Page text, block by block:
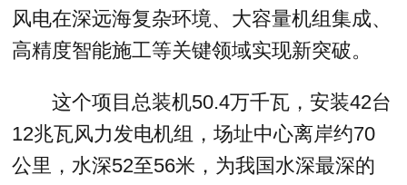
风电在深远海复杂环境、大容量机组集成、
高精度智能施工等关键领域实现新突破。
这个项目总装机50.4万千瓦，安装42台
12兆瓦风力发电机组，场址中心离岸约70
公里，水深52至56米，为我国水深最深的